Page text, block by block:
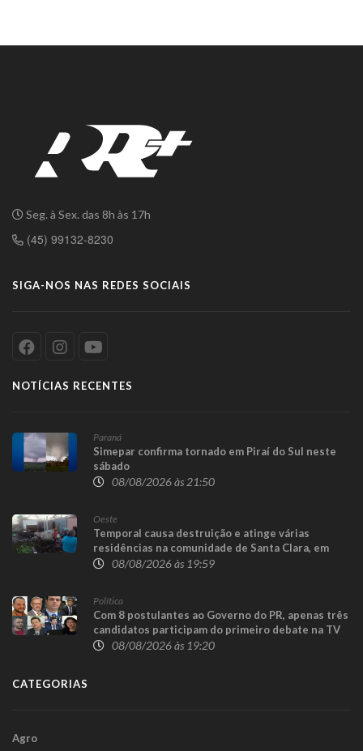
Seg. à Sex. das 8h às 17h
(45) 99132-8230
SIGA-NOS NAS REDES SOCIAIS
NOTÍCIAS RECENTES
Paraná
Simepar confirma tornado em Piraí do Sul neste
sábado
08/08/2026 às 21:50
Oeste
Temporal causa destruição e atinge várias
residências na comunidade de Santa Clara, em
Candói08/08/2026 às 19:59
Política
Com 8 postulantes ao Governo do PR, apenas três
candidatos participam do primeiro debate na TV
08/08/2026 às 19:20
CATEGORIAS
Agro